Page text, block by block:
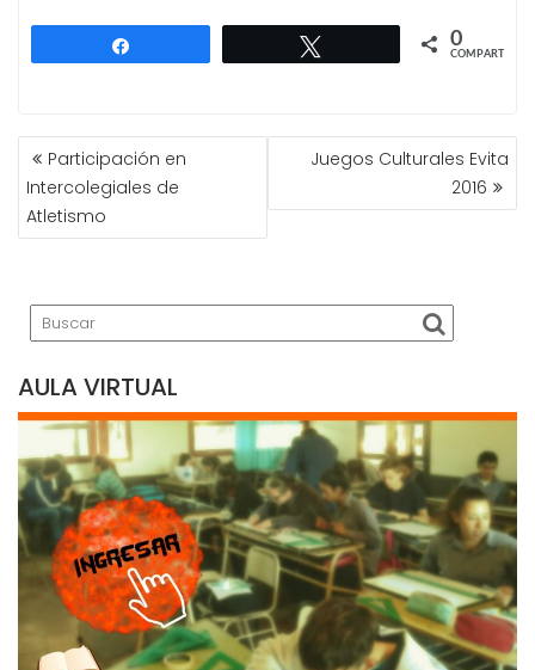
0
COMPARTIR
NAVEGACIÓN
DE
ENTRADAS
Participación en
Intercolegiales de
Atletismo
Juegos Culturales Evita
2016
AULA VIRTUAL